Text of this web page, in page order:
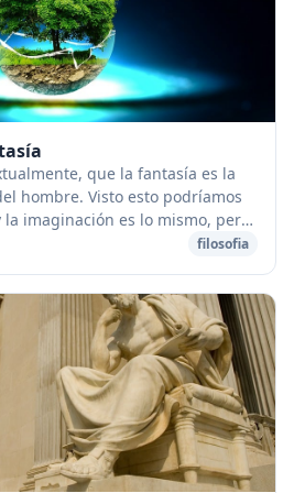
que la fantasía es la
hombre. Visto esto podríamos
imaginación es lo mismo, pero,
ambas ...
filosofia